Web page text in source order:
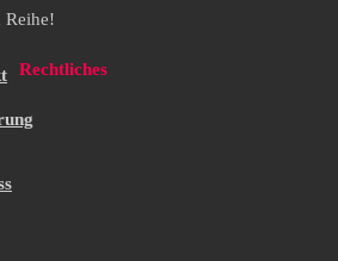
Reihe!
Rechtliches